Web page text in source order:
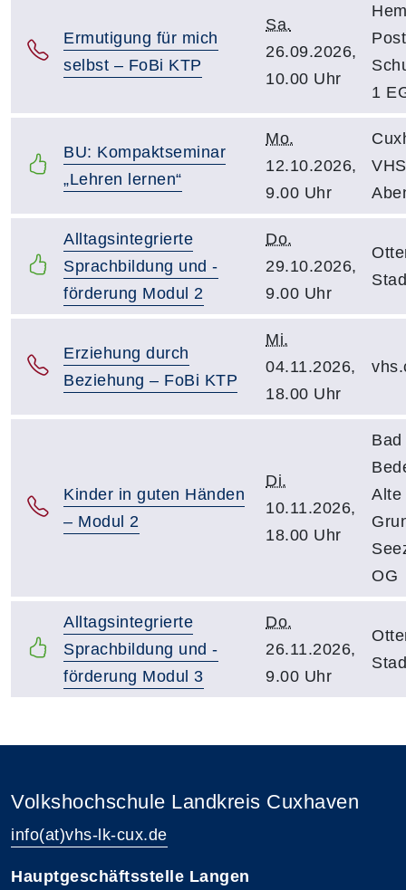
Ermutigung für mich
selbst – FoBi KTP
Sa.
26.09.2026,
10.00 Uhr
1
BU: Kompaktseminar
„Lehren lernen“
Mo.
12.10.2026,
9.00 Uhr
Alltagsintegrierte
Sprachbildung und -
förderung Modul 2
Do.
29.10.2026,
9.00 Uhr
Erziehung durch
Beziehung – FoBi KTP
Mi.
04.11.2026,
18.00 Uhr
Kinder in guten Händen
– Modul 2
Di.
10.11.2026,
18.00 Uhr
Bad
Alte
OG
Alltagsintegrierte
Sprachbildung und -
förderung Modul 3
Do.
26.11.2026,
9.00 Uhr
Volkshochschule Landkreis Cuxhaven
info(at)vhs-lk-cux.de
Hauptgeschäftsstelle Langen